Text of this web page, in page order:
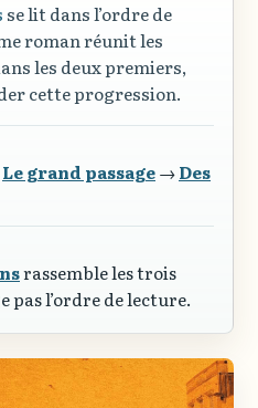
se lit dans l’ordre de
roman réunit les
les deux premiers,
cette progression.
Le grand passage→Des
rassemble les trois
pas l’ordre de lecture.